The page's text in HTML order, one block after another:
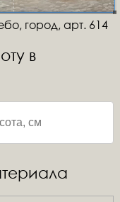
город, арт. 614
в